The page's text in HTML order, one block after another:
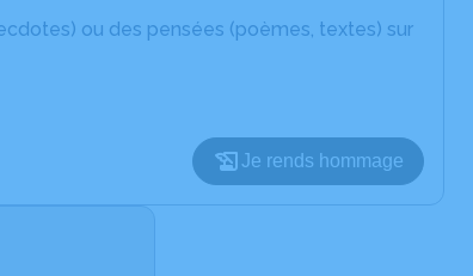
ou des pensées (poèmes, textes) sur
Je rends hommage